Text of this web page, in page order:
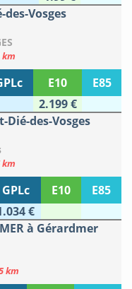
Vosges
km
E10
E85
2.199 €
Dié-des-Vosges
km
GPLc E10
E85
€
à Gérardmer
km